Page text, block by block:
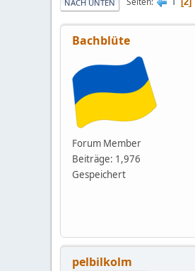
NACH UNTEN
Bachblüte
Forum Member
Beiträge: 1,976
Gespeichert
pelbilkolm